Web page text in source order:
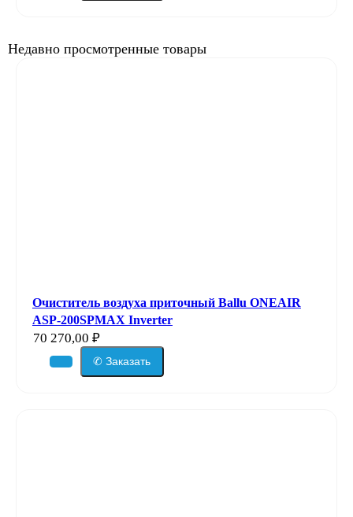
Недавно просмотренные товары
Очиститель воздуха приточный Ballu ONEAIR
ASP-200SPMAX Inverter
70 270,00 ₽
✆ Заказать